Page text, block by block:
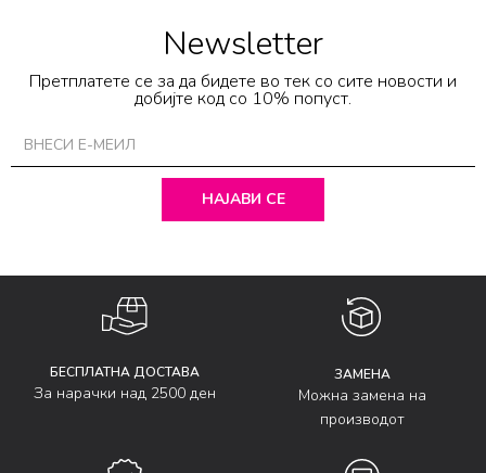
Newsletter
Претплатете се за да бидете во тек со сите новости и
добијте код со 10% попуст.
НАЈАВИ СЕ
БЕСПЛАТНА ДОСТАВА
За нарачки над 2500 ден
ЗАМЕНА
Можна замена на
производот